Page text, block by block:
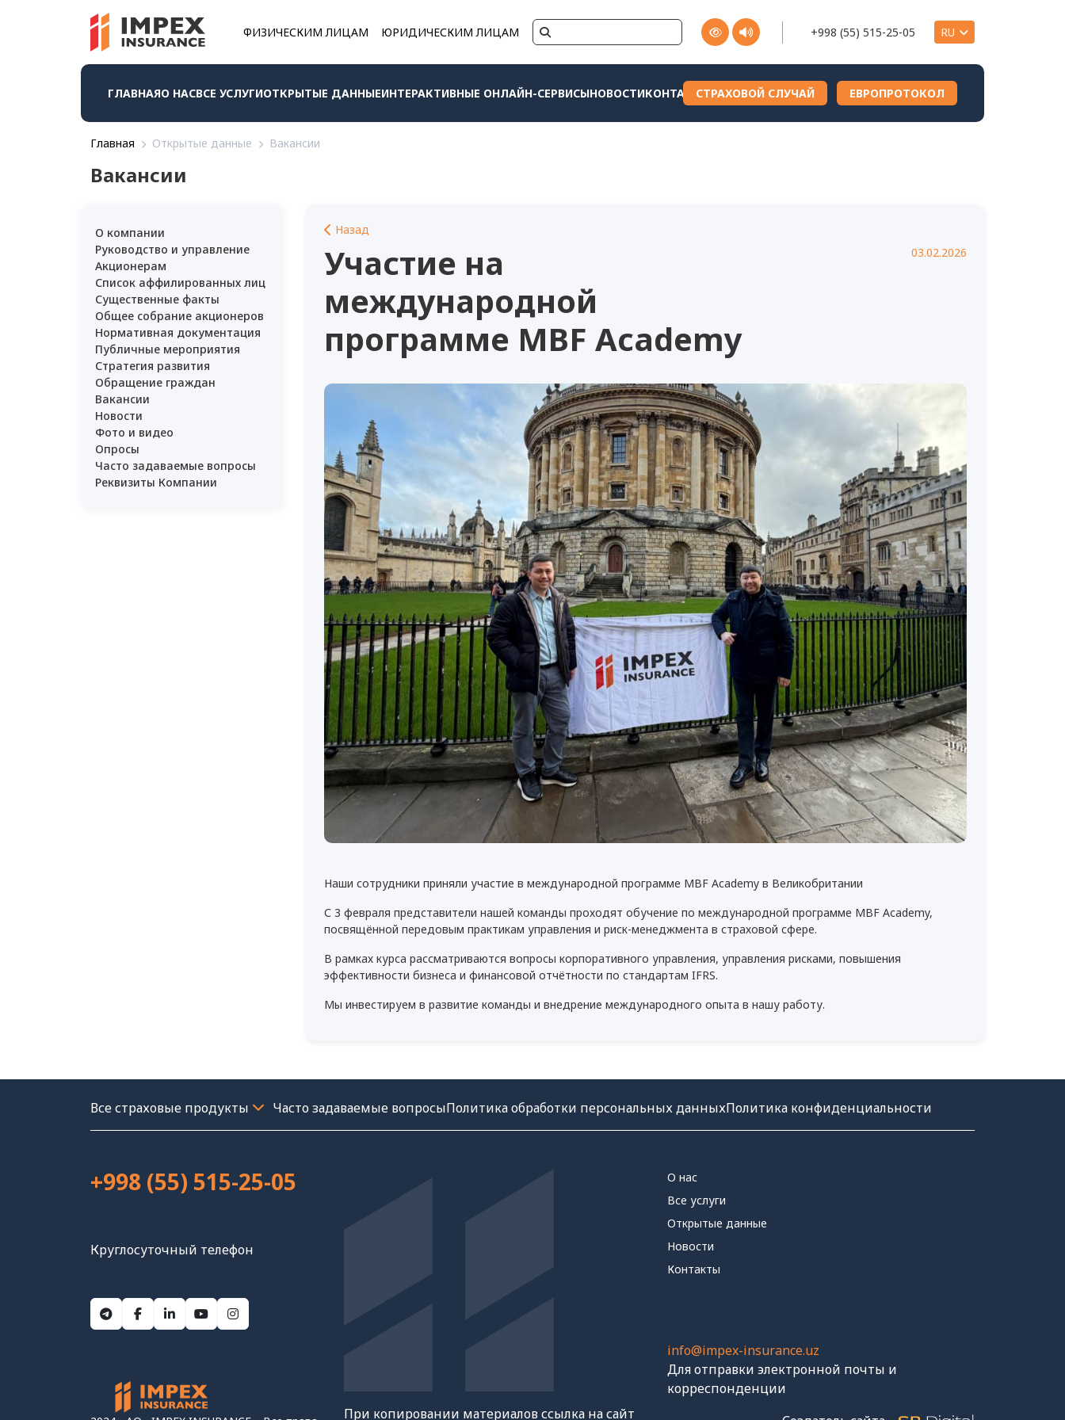
ФИЗИЧЕСКИМ ЛИЦАМ ЮРИДИЧЕСКИМ ЛИЦАМ +998 (55) 515-25-05
ГЛАВНАЯО НАСВСЕ УСЛУГИОТКРЫТЫЕ ДАННЫЕИНТЕРАКТИВНЫЕ ОНЛАЙН-СЕРВИСЫНОВОСТИКОНТАКТЫСТРАХОВОЙ СЛУЧАЙ ЕВРОПРОТОКОЛ
Главная Открытые данные Вакансии
Вакансии
О компании
Руководство и управление
Акционерам
Список аффилированных лиц
Существенные факты
Общее собрание акционеров
Нормативная документация
Публичные мероприятия
Стратегия развития
Обращение граждан
Вакансии
Новости
Фото и видео
Опросы
Часто задаваемые вопросы
Реквизиты Компании
Назад
Участие на
международной
программе MBF Academy
03.02.2026
Наши сотрудники приняли участие в международной программе MBF Academy в Великобритании
С 3 февраля представители нашей команды проходят обучение по международной программе MBF Academy,
посвящённой передовым практикам управления и риск-менеджмента в страховой сфере.
В рамках курса рассматриваются вопросы корпоративного управления, управления рисками, повышения
эффективности бизнеса и финансовой отчётности по стандартам IFRS.
Мы инвестируем в развитие команды и внедрение международного опыта в нашу работу.
Часто задаваемые вопросыПолитика обработки персональных данныхПолитика конфиденциальности
+998 (55) 515-25-05
Круглосуточный телефон
При копировании материалов ссылка на сайт
О нас
Все услуги
Открытые данные
Новости
Контакты
info@impex-insurance.uz
Для отправки электронной почты и
корреспонденции